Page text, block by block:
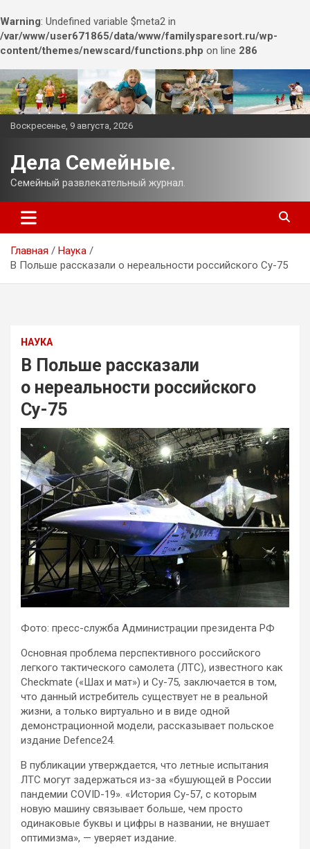
Warning: Undefined variable $meta2 in
/var/www/user671865/data/www/familysparesort.ru/wp-
content/themes/newscard/functions.php on line 286
Перейти
к
содержимому
Воскресенье, 9 августа, 2026
Дела Семейные.
Семейный развлекательный журнал.
Главная
Наука
В Польше рассказали о нереальности российского Су-75
НАУКА
В Польше рассказали
о нереальности российского
Су-75
Фото: пресс-служба Администрации президента РФ
Основная проблема перспективного российского
легкого тактического самолета (ЛТС), известного как
Checkmate («Шах и мат») и Су-75, заключается в том,
что данный истребитель существует не в реальной
жизни, а только виртуально и в виде одной
демонстрационной модели, рассказывает польское
издание Defence24.
В публикации утверждается, что летные испытания
ЛТС могут задержаться из-за «бушующей в России
пандемии COVID-19». «История Су-57, с которым
новую машину связывает больше, чем просто
одинаковые буквы и цифры в названии, не внушает
оптимизма», — уверяет издание.